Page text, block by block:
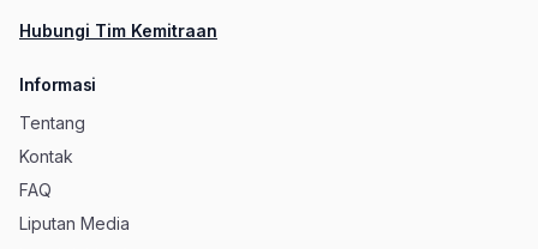
Hubungi Tim Kemitraan
Informasi
Tentang
Kontak
FAQ
Liputan Media